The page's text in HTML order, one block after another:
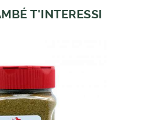
T'INTERESSI